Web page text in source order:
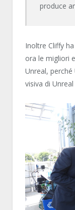
produce
Inoltre Cliffy
ora le migliori
Unreal,
visiva di